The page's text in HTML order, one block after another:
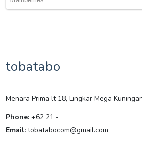
tobatabo
Menara Prima lt 18, Lingkar Mega
Phone: +62 21 -
Email: tobatabocom@gmail.com